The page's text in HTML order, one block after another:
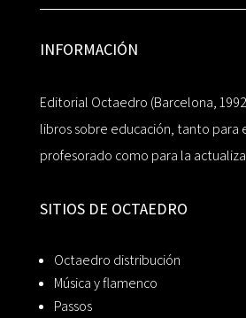
INFORMACIÓN
Editorial Octaedro (Barcelona,
libros sobre educación, tanto para
profesorado como para la
SITIOS DE OCTAEDRO
Octaedro distribución
Música y flamenco
Passos